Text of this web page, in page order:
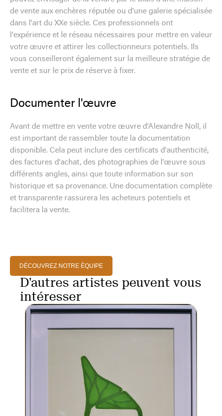
de vente aux enchères réputée ou d'une galerie spécialisée
dans l'art du XXe siècle. Ces professionnels ont
l'expérience et le réseau nécessaires pour mettre en valeur
votre œuvre et attirer les collectionneurs potentiels. Ils
vous conseilleront également sur la meilleure stratégie de
vente et sur le prix de réserve à fixer.
Documenter l'œuvre
Avant de mettre en vente votre œuvre d'Alexandre Noll, il
est important de rassembler toute la documentation
disponible. Cela peut inclure des certificats d'authenticité,
des factures d'achat, des photographies de l'œuvre sous
différents angles, ainsi que toute information sur son
historique et sa provenance. Une documentation complète
et transparente rassurera les acheteurs potentiels et
facilitera la vente.
DÉCOUVREZ NOTRE ÉQUIPE
D'autres artistes peuvent vous
intéresser